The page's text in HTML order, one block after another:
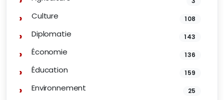
Culture 108
Diplomatie 143
Économie 136
Éducation 159
Environnement 25